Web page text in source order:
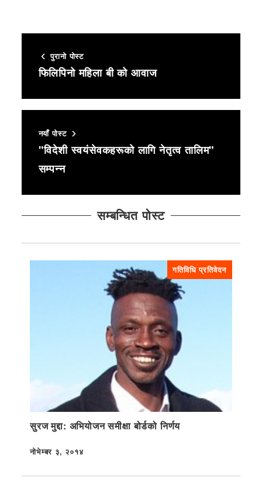
पुरानो पोस्ट
फिलिपिनो महिला बी को आवाज
नयाँ पोस्ट
"विदेशी स्वयंसेवकहरूको लागि नेतृत्व तालिम"
सम्पन्न
सम्बन्धित पोस्ट
गतिविधि प्रतिवेदन
सुरज मुद्दा: अभियोजन समीक्षा बोर्डको निर्णय
प्रकाशित
नोभेम्बर ३, २०१४